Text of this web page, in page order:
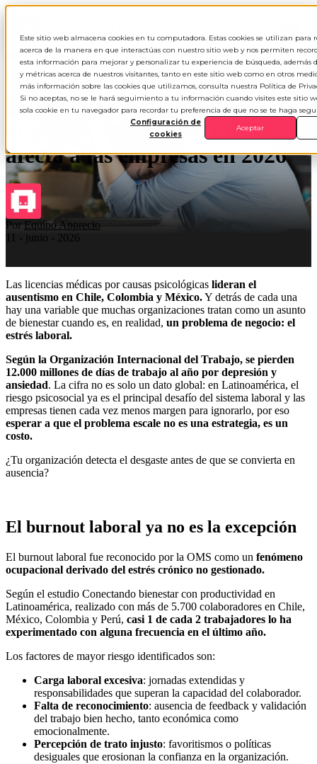
Este sitio web almacena cookies en tu computadora. Estas cookies se utilizan para
acerca de la manera en que interactúas con nuestro sitio web y nos permiten
esta información para mejorar y personalizar tu experiencia de búsqueda, además
y métricas acerca de nuestros visitantes, tanto en este sitio web como en otros
más información sobre las cookies que utilizamos, consulta nuestra Política de
Si no aceptas, no se le hará seguimiento a tu información cuando visites este sitio
sola cookie en tu navegador para recordar tu preferencia de que no se te haga
Configuración de
cookies
Aceptar
Estrés laboral: cómo el
aumento de licencias médicas
afecta a las empresas en 2026
Por Equipo Apprecio
11 - junio - 2026
Las licencias médicas por causas psicológicas lideran el
ausentismo en Chile, Colombia y México.Y detrás de cada una
hay una variable que muchas organizaciones tratan como un asunto
de bienestar cuando es, en realidad, un problema de negocio: el
estrés laboral.
Según la Organización Internacional del Trabajo, se pierden
12.000 millones de días de trabajo al año por depresión y
ansiedad. La cifra no es solo un dato global: en Latinoamérica, el
riesgo psicosocial ya es el principal desafío del sistema laboral y las
empresas tienen cada vez menos margen para ignorarlo, por eso
esperar a que el problema escale no es una estrategia, es un
costo.
¿Tu organización detecta el desgaste antes de que se convierta en
ausencia?
El burnout laboral ya no es la excepción
El burnout laboral fue reconocido por la OMS como un fenómeno
ocupacional derivado del estrés crónico no gestionado.
Según el estudio Conectando bienestar con productividad en
Latinoamérica, realizado con más de 5.700 colaboradores en Chile,
México, Colombia y Perú, casi 1 de cada 2 trabajadores lo ha
experimentado con alguna frecuencia en el último año.
Los factores de mayor riesgo identificados son:
Carga laboral excesiva: jornadas extendidas y
responsabilidades que superan la capacidad del colaborador.
Falta de reconocimiento: ausencia de feedback y validación
del trabajo bien hecho, tanto económica como
emocionalmente.
Percepción de trato injusto: favoritismos o políticas
desiguales que erosionan la confianza en la organización.